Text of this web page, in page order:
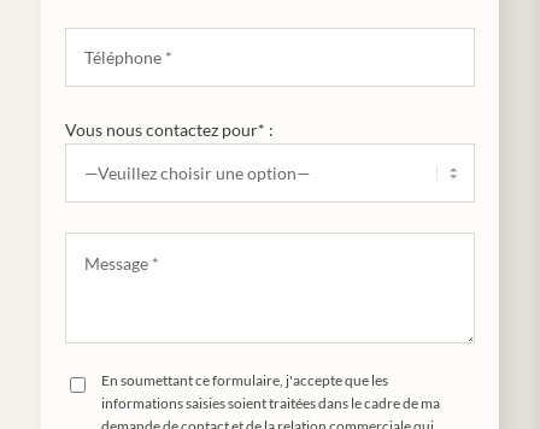
Vous nous contactez pour* :
En soumettant ce formulaire, j'accepte que les
informations saisies soient traitées dans le cadre de ma